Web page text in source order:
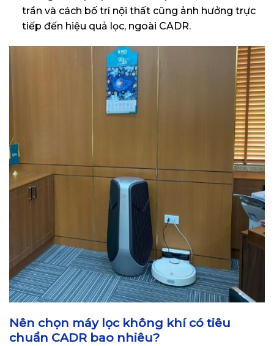
trần và cách bố trí nội thất cũng ảnh hưởng trực
tiếp đến hiệu quả lọc, ngoài CADR.
Nên chọn máy lọc không khí có tiêu
chuẩn CADR bao nhiêu?